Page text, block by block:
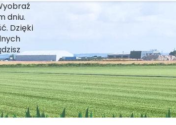
dniu.
Dzięki